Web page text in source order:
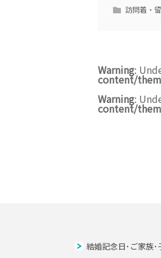
訪問着・
Warning:
content/
Warning:
content/
結婚記念日･ご家族